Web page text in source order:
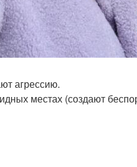
агрессию.
местах (создают